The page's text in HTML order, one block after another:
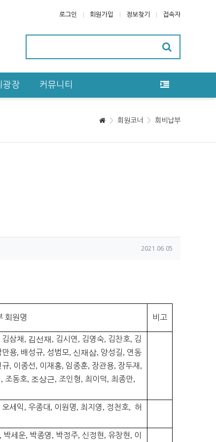
로그인 회원가입 정보찾기 접속자
광장 커뮤니티
회원코너 회비납부
작성일
2021.06.05
회원명 비고
김삼채 , 김선재, 김시연 , 김영숙, 김찬호, 김
만용, 배성규, 성범모, 신재삼, 양성길, 연동
규, 이종선, 이재홍, 임종훈, 장관용, 장두재 ,
, 조동호, 조상근, 조인형, 최이덕, 최종만,
오세익 , 우종대, 이원명, 최지영 , 정천호, 허
, 박세운, 박종영 , 박정주, 신정현 , 유창현 , 이